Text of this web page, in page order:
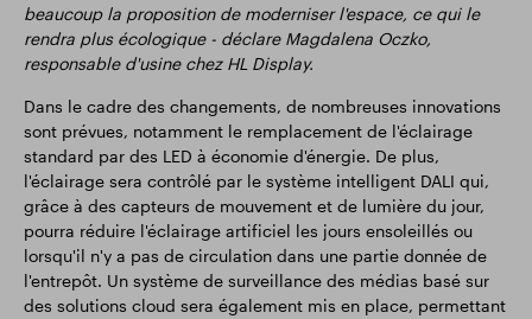
beaucoup la proposition de moderniser l'espace, ce qui le
rendra plus écologique - déclare Magdalena Oczko,
responsable d'usine chez HL Display.
Dans le cadre des changements, de nombreuses innovations
sont prévues, notamment le remplacement de l'éclairage
standard par des LED à économie d'énergie. De plus,
l'éclairage sera contrôlé par le système intelligent DALI qui,
grâce à des capteurs de mouvement et de lumière du jour,
pourra réduire l'éclairage artificiel les jours ensoleillés ou
lorsqu'il n'y a pas de circulation dans une partie donnée de
l'entrepôt. Un système de surveillance des médias basé sur
des solutions cloud sera également mis en place, permettant